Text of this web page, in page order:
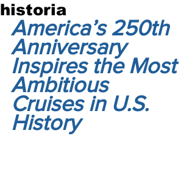
historia
America’s 250th
Anniversary
Inspires the Most
Ambitious
Cruises in U.S.
History